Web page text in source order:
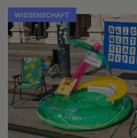
WISSENSCHAFT